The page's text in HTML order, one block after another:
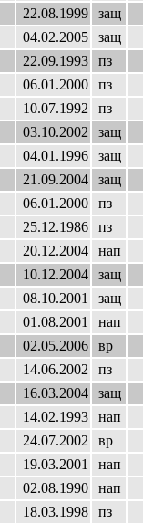
22.08.1999
защ
04.02.2005
защ
22.09.1993
пз
06.01.2000
пз
10.07.1992
пз
03.10.2002
защ
04.01.1996
защ
21.09.2004
защ
06.01.2000
пз
25.12.1986
пз
20.12.2004
нап
10.12.2004
защ
08.10.2001
защ
01.08.2001
нап
02.05.2006
вр
14.06.2002
пз
16.03.2004
защ
14.02.1993
нап
24.07.2002
вр
19.03.2001
нап
02.08.1990
нап
18.03.1998
пз